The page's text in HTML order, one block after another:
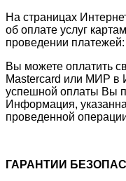
На страницах
об оплате услуг
проведении платежей:
Вы можете оплатить
Mastercard или МИР в
успешной оплаты Вы
Информация,
проведенной
ГАРАНТИИ